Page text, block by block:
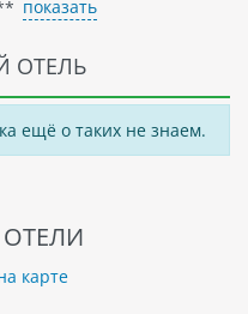
показать
ОТЕЛЬ
ещё о таких не знаем.
карте